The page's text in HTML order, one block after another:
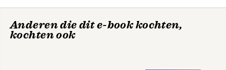
Financiering van
privaat kapitaal
6. Winst in de zorg: een clash van paradigma’s
Anderen die dit e-book kochten,
kochten ook